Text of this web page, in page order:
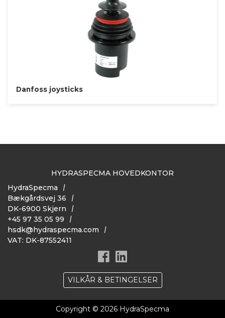
Danfoss joysticks
HYDRASPECMA HOVEDKONTOR
HydraSpecma
Bækgårdsvej 36
DK-6900 Skjern
+45 97 35 05 99
hsdk@hydraspecma.com
VAT: DK-87552411
VILKÅR & BETINGELSER
Copyright © 2026 HydraSpecma